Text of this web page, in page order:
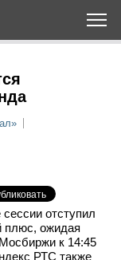
отступил
плюс, ожидая
к 14:45
РТС также